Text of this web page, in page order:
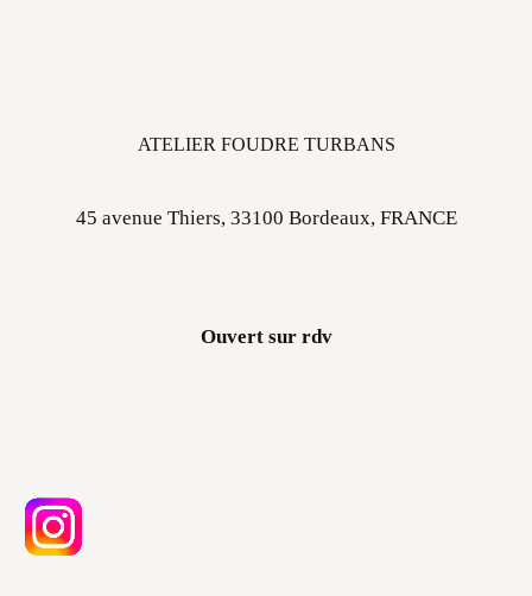
ATELIER FOUDRE TURBANS
45 avenue Thiers, 33100 Bordeaux, FRANCE
Ouvert sur rdv